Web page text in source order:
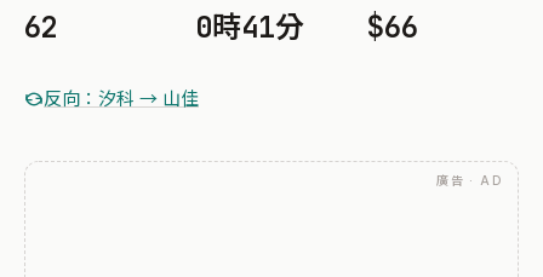
62 0時41分 $66
反向：汐科 → 山佳
廣告 · AD